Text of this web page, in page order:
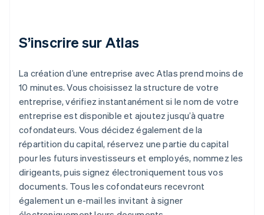
S’inscrire sur Atlas
La création d’une entreprise avec Atlas prend moins de
10 minutes. Vous choisissez la structure de votre
entreprise, vérifiez instantanément si le nom de votre
entreprise est disponible et ajoutez jusqu’à quatre
cofondateurs. Vous décidez également de la
répartition du capital, réservez une partie du capital
pour les futurs investisseurs et employés, nommez les
dirigeants, puis signez électroniquement tous vos
documents. Tous les cofondateurs recevront
également un e-mail les invitant à signer